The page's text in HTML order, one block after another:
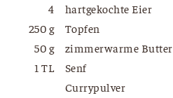
4
hartgekochte Eier
250 g
Topfen
50 g
zimmerwarme Butter
1 TL
Senf
Currypulver